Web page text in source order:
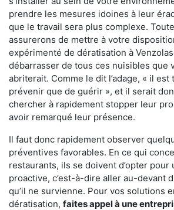
prendre les mesures idoines à leur
que le travail sera plus complexe.
assurerons de mettre à votre
expérimenté de dératisation à
débarrasser de tous ces nuisibles que
abriterait. Comme le dit l’adage, « il
prévenir que de guérir », et il serait
chercher à rapidement stopper leur
avoir remarqué leur présence.
Il faut donc rapidement observer
préventives favorables. En ce qui
restaurants, ils se doivent d’opter pour
proactive, c’est-à-dire aller au-devant
qu’il ne survienne. Pour vos solutions
dératisation, faites appel à une